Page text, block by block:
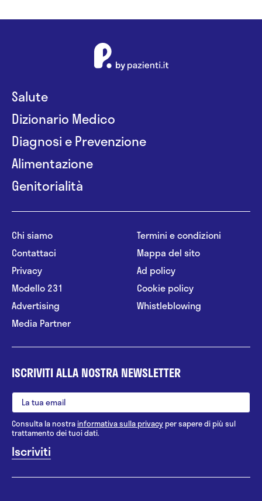
Salute
Dizionario Medico
Diagnosi e Prevenzione
Alimentazione
Genitorialità
Chi siamo
Contattaci
Privacy
Modello 231
Advertising
Media Partner
Termini e condizioni
Mappa del sito
Ad policy
Cookie policy
Whistleblowing
ISCRIVITI ALLA NOSTRA NEWSLETTER
Consulta la nostrainformativa sulla privacy per sapere di più sul
trattamento dei tuoi dati.